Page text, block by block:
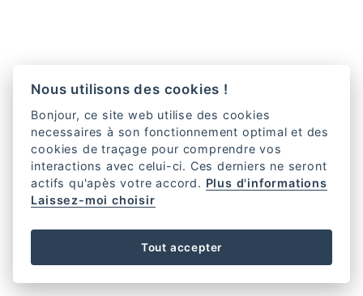
Nous utilisons des cookies !
Bonjour, ce site web utilise des cookies
necessaires à son fonctionnement optimal et des
cookies de traçage pour comprendre vos
interactions avec celui-ci. Ces derniers ne seront
actifs qu'apès votre accord. Plus d'informations
Laissez-moi choisir
Tout accepter